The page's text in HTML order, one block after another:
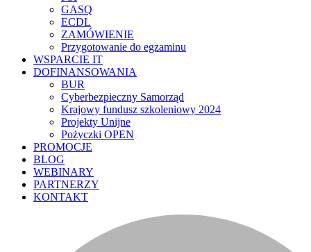
GASQ
ECDL
ZAMÓWIENIE
Przygotowanie do egzaminu
WSPARCIE IT
DOFINANSOWANIA
BUR
Cyberbezpieczny Samorząd
Krajowy fundusz szkoleniowy 2024
Projekty Unijne
Pożyczki OPEN
PROMOCJE
BLOG
WEBINARY
PARTNERZY
KONTAKT